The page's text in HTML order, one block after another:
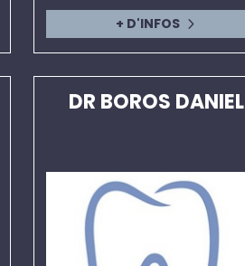
+ D'INFOS
DR BOROS DANIEL